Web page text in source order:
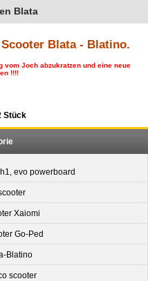
evo powerboard
Xaiomi
Go-Ped
Blatino
scooter
Blata
Blata - Blatino.
vom Joch abzukratzen und eine neue
!!!!
Stück